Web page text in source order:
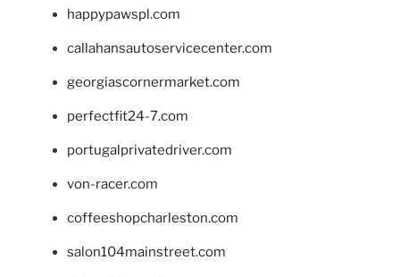
happypawspl.com
callahansautoservicecenter.com
georgiascornermarket.com
perfectfit24-7.com
portugalprivatedriver.com
von-racer.com
coffeeshopcharleston.com
salon104mainstreet.com